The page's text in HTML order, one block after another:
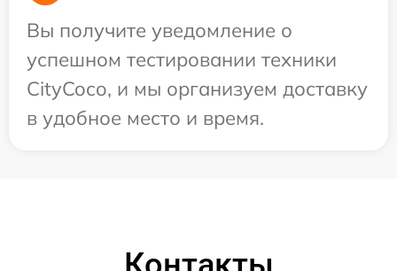
Вы получите уведомление о
успешном тестировании техники
CityCoco, и мы организуем доставку
в удобное место и время.